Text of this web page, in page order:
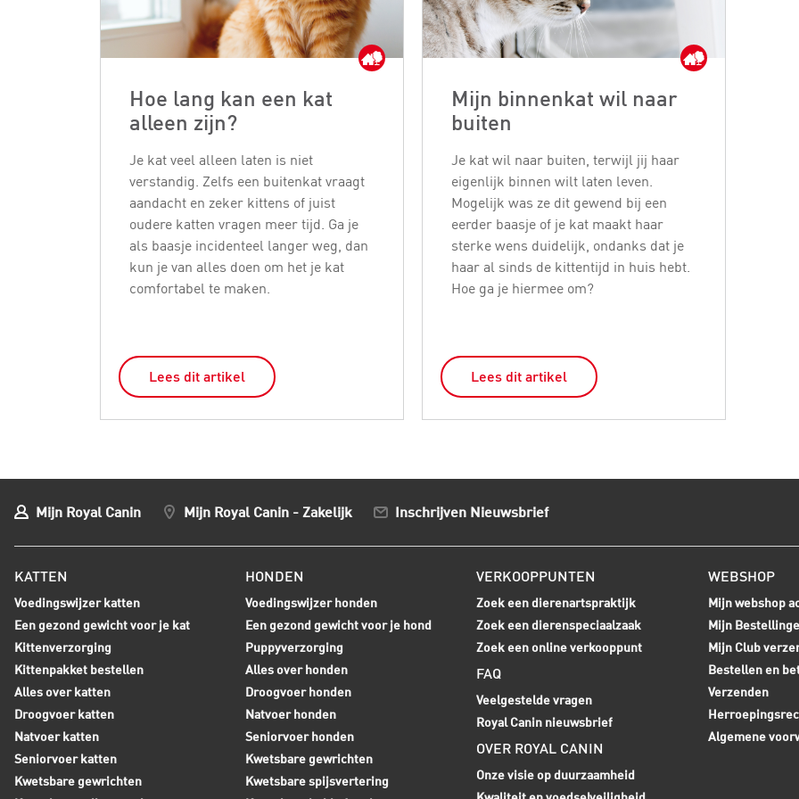
Hoe lang kan een kat
alleen zijn?
Je kat veel alleen laten is niet
verstandig. Zelfs een buitenkat vraagt
aandacht en zeker kittens of juist
oudere katten vragen meer tijd. Ga je
als baasje incidenteel langer weg, dan
kun je van alles doen om het je kat
comfortabel te maken.
Lees dit artikel
Mijn binnenkat wil naar
buiten
Je kat wil naar buiten, terwijl jij haar
eigenlijk binnen wilt laten leven.
Mogelijk was ze dit gewend bij een
eerder baasje of je kat maakt haar
sterke wens duidelijk, ondanks dat je
haar al sinds de kittentijd in huis hebt.
Hoe ga je hiermee om?
Lees dit artikel
Mijn Royal Canin Mijn Royal Canin - Zakelijk Inschrijven Nieuwsbrief
KATTEN
Voedingswijzer katten
Een gezond gewicht voor je kat
Kittenverzorging
Kittenpakket bestellen
Alles over katten
Droogvoer katten
Natvoer katten
Seniorvoer katten
Kwetsbare gewrichten
HONDEN
Voedingswijzer honden
Een gezond gewicht voor je hond
Puppyverzorging
Alles over honden
Droogvoer honden
Natvoer honden
Seniorvoer honden
Kwetsbare gewrichten
Kwetsbare spijsvertering
VERKOOPPUNTEN
Zoek een dierenartspraktijk
Zoek een dierenspeciaalzaak
Zoek een online verkooppunt
FAQ
Veelgestelde vragen
Royal Canin nieuwsbrief
OVER ROYAL CANIN
Onze visie op duurzaamheid
WEBSHOP
Mijn webshop
Mijn
Mijn Club
Bestellen en
Verzenden
Algemene